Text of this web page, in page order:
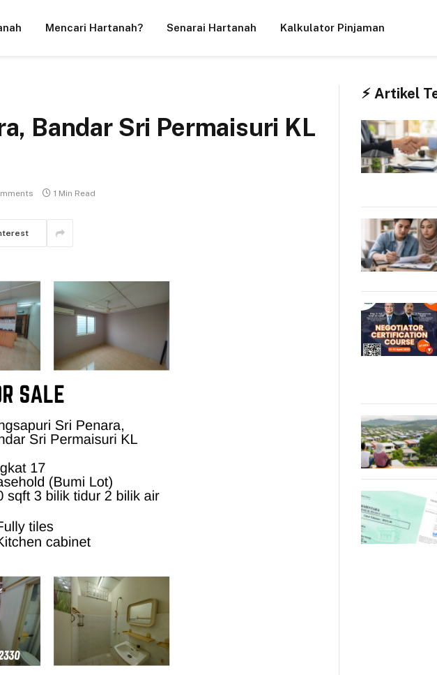
Mencari Hartanah? Senarai Hartanah Kalkulator Pinjaman
Bandar Sri Permaisuri KL
1 Min Read
⚡︎ Artikel